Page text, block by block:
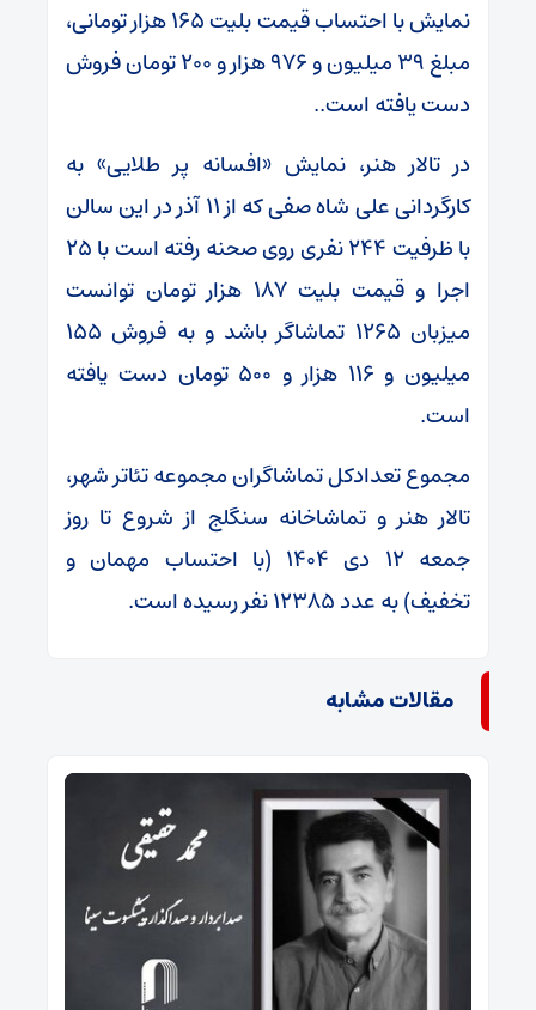
نمایش با احتساب قیمت بلیت ۱۶۵ هزار تومانی،
مبلغ ۳۹ میلیون و ۹۷۶ هزار و ۲۰۰ تومان فروش
دست یافته است..
در تالار هنر، نمایش «افسانه پر طلایی» به
کارگردانی علی شاه صفی که از ۱۱ آذر در این سالن
با ظرفیت ۲۴۴ نفری روی صحنه رفته است با ۲۵
اجرا و قیمت بلیت ۱۸۷ هزار تومان توانست
میزبان ۱۲۶۵ تماشاگر باشد و به فروش ۱۵۵
میلیون و ۱۱۶ هزار و ۵۰۰ تومان دست یافته
است.
مجموع تعدادکل تماشاگران مجموعه تئاتر شهر،
تالار هنر و تماشاخانه سنگلج از شروع تا روز
جمعه ۱۲ دی ۱۴۰۴ (با احتساب مهمان و
تخفیف) به عدد ۱۲۳۸۵ نفر رسیده است.
مقالات مشابه